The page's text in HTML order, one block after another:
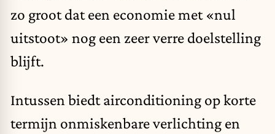
zo groot dat een economie met «nul
uitstoot» nog een zeer verre doelstelling
blijft.
Intussen biedt airconditioning op korte
termijn onmiskenbare verlichting en